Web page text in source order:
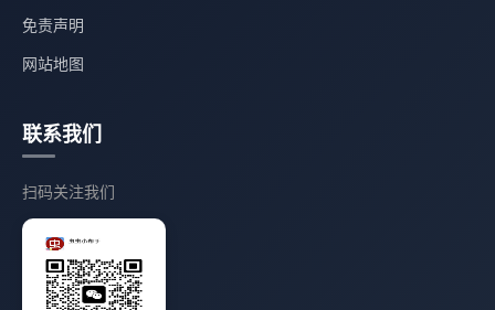
免责声明
网站地图
联系我们
扫码关注我们